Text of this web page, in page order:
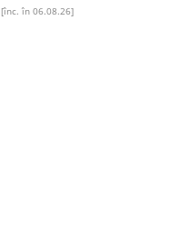
[înc. în 06.08.26]